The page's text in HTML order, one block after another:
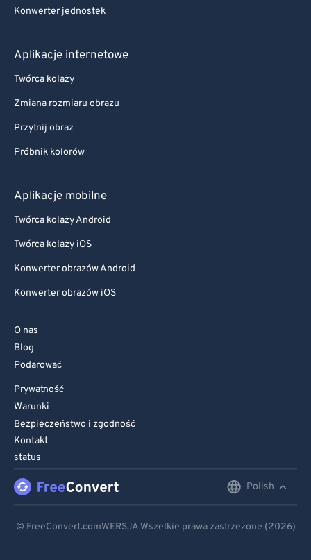
Konwerter jednostek
Aplikacje internetowe
Twórca kolaży
Zmiana rozmiaru obrazu
Przytnij obraz
Próbnik kolorów
Aplikacje mobilne
Twórca kolaży Android
Twórca kolaży iOS
Konwerter obrazów Android
Konwerter obrazów iOS
O nas
Blog
Podarować
Prywatność
Warunki
Bezpieczeństwo i zgodność
Kontakt
status
Polish
© FreeConvert.comWERSJA Wszelkie prawa zastrzeżone (2026)